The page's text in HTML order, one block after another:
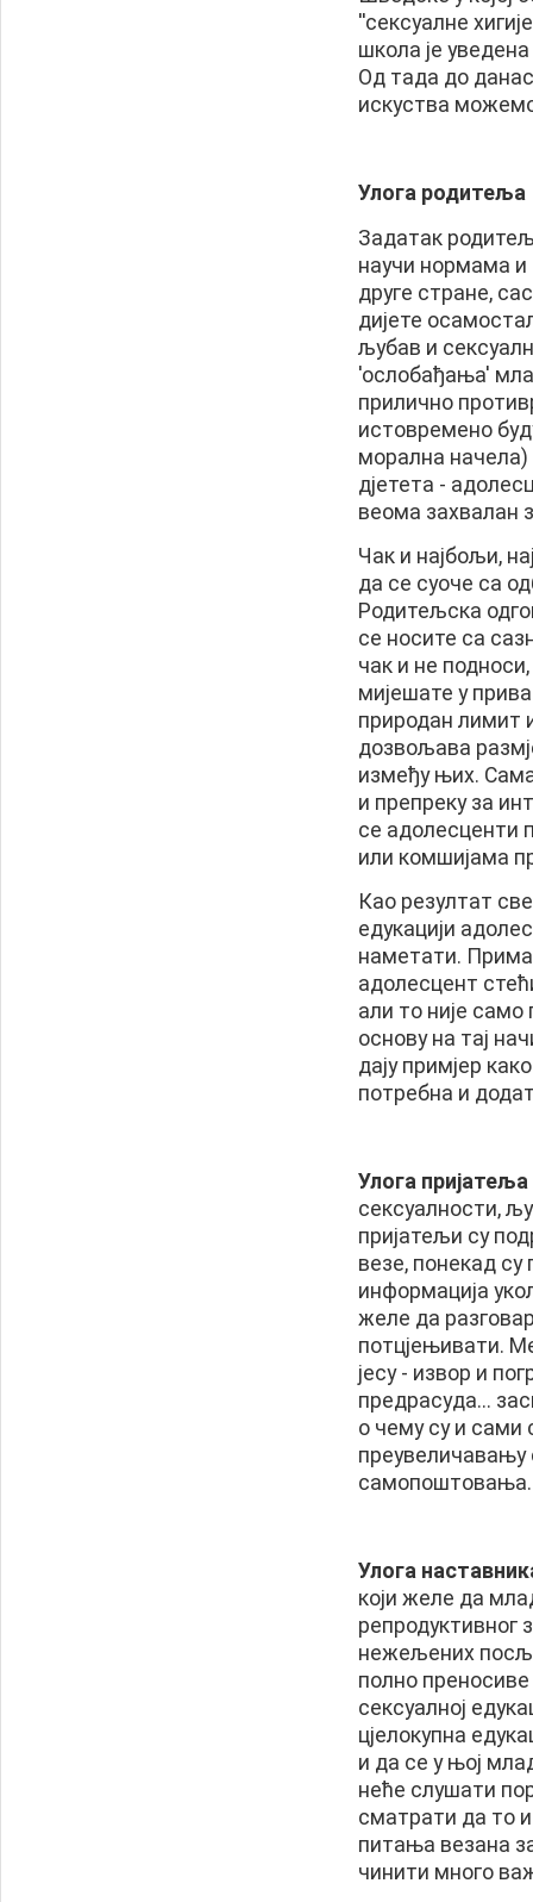
''сексуалне
школа је
Од тада до
искуства
Улога родитеља
Задатак
научи нормама
друге стране,
дијете
љубав и
'ослобађања'
прилично
истовремено
морална начела)
дјетета -
веома захвалан
Чак и најбољи,
да се суоче са
Родитељска
се носите са
чак и не
мијешате у
природан лимит
дозвољава
између њих. Сама
и препреку за
се адолесценти
или комшијама
Као резултат
едукацији
наметати.
адолесцент
али то није
основу на тај
дају примјер
потребна и
Улога пријатеља
сексуалности,
пријатељи су
везе, понекад
информација
желе да
потцјењивати.
јесу - извор и
предрасуда...
о чему су и сами
преувеличавању
самопоштовања.
Улога
који желе да
репродуктивног
нежељених
полно
сексуалној
цјелокупна
и да се у њој
неће слушати
сматрати да то
питања везана
чинити много